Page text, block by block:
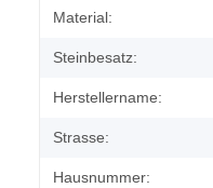
Produkteigenschaft
Wert
Material:
Steinbesatz:
Herstellername:
Strasse:
Hausnummer: